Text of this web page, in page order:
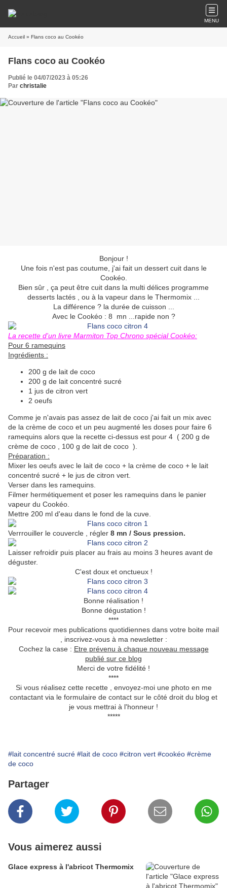
MENU
Accueil » Flans coco au Cookéo
Flans coco au Cookéo
Publié le 04/07/2023 à 05:26
Par christalie
Bonjour !
Une fois n'est pas coutume, j'ai fait un dessert cuit dans le
Cookéo.
Bien sûr , ça peut être cuit dans la multi délices programme
desserts lactés , ou à la vapeur dans le Thermomix ...
La différence ? la durée de cuisson ...
Avec le Cookéo : 8 mn ...rapide non ?
La recette d'un livre Marmiton Top Chrono spécial Cookéo:
Pour 6 ramequins
Ingrédients :
200 g de lait de coco
200 g de lait concentré sucré
1 jus de citron vert
2 oeufs
Comme je n'avais pas assez de lait de coco j'ai fait un mix avec
de la crème de coco et un peu augmenté les doses pour faire 6
ramequins alors que la recette ci-dessus est pour 4 ( 200 g de
crème de coco , 100 g de lait de coco ).
Préparation :
Mixer les oeufs avec le lait de coco + la crème de coco + le lait
concentré sucré + le jus de citron vert.
Verser dans les ramequins.
Filmer hermétiquement et poser les ramequins dans le panier
vapeur du Cookéo.
Mettre 200 ml d'eau dans le fond de la cuve.
Verrrouiller le couvercle , régler 8 mn / Sous pression.
Laisser refroidir puis placer au frais au moins 3 heures avant de
déguster.
C'est doux et onctueux !
Bonne réalisation !
Bonne dégustation !
****
Pour recevoir mes publications quotidiennes dans votre boite mail
, inscrivez-vous à ma newsletter :
Cochez la case : Etre prévenu à chaque nouveau message
publié sur ce blog
Merci de votre fidélité !
****
Si vous réalisez cette recette , envoyez-moi une photo en me
contactant via le formulaire de contact sur le côté droit du blog et
je vous mettrai à l'honneur !
*****
#lait concentré sucré #lait de coco #citron vert #cookéo #crème
de coco
Partager
Vous aimerez aussi
Glace express à l'abricot Thermomix